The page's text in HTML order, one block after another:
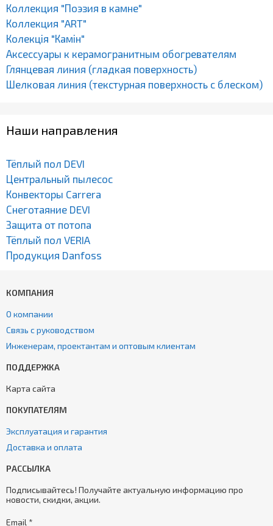
Коллекция "Поэзия в камне"
Коллекция "ART"
Колекція "Камін"
Аксессуары к керамогранитным обогревателям
Глянцевая линия (гладкая поверхность)
Шелковая линия (текстурная поверхность с блеском)
Наши направления
Тёплый пол DEVI
Центральный пылесос
Конвекторы Carrera
Снеготаяние DEVI
Защита от потопа
Тёплый пол VERIA
Продукция Danfoss
КОМПАНИЯ
О компании
Связь с руководством
Инженерам, проектантам и оптовым клиентам
ПОДДЕРЖКА
Карта сайта
ПОКУПАТЕЛЯМ
Эксплуатация и гарантия
Доставка и оплата
РАССЫЛКА
Подписывайтесь! Получайте актуальную информацию про
новости, скидки, акции.
Email *